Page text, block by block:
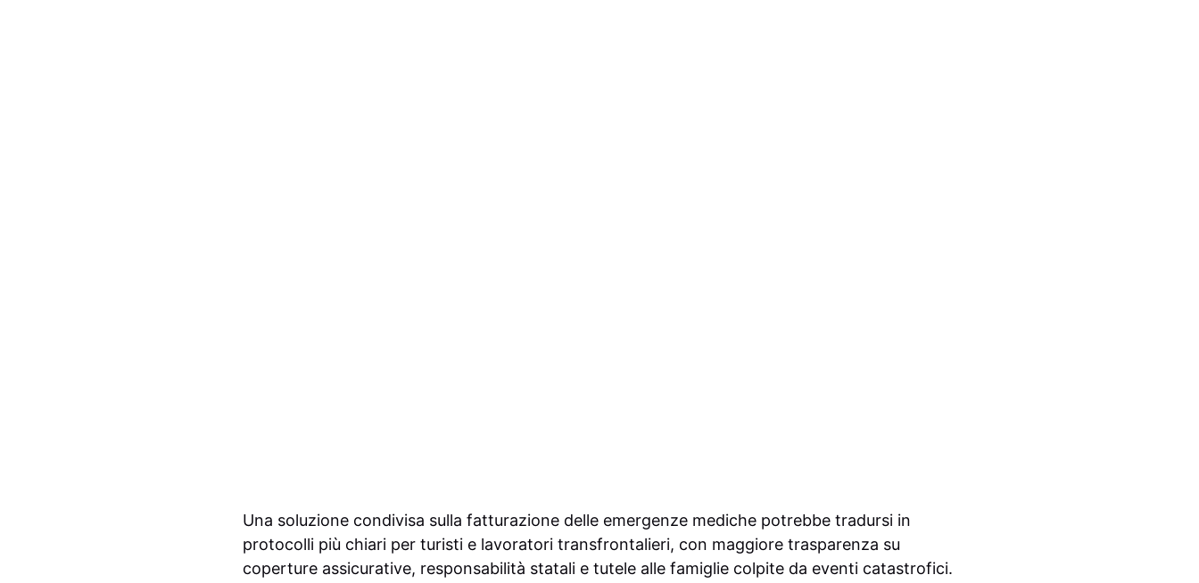
Una soluzione condivisa sulla fatturazione delle emergenze mediche potrebbe tradursi in
protocolli più chiari per turisti e lavoratori transfrontalieri, con maggiore trasparenza su
coperture assicurative, responsabilità statali e tutele alle famiglie colpite da eventi catastrofici.